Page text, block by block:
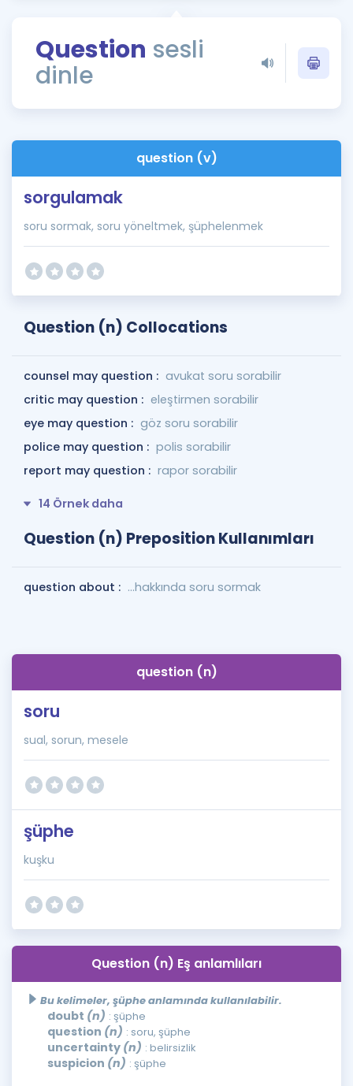
Rehberlik Aracı
ÖSYM Sınav Takvimi
İngilizce Gramer
Question sesli
dinle
question (v)
sorgulamak
soru sormak, soru yöneltmek, şüphelenmek
Question (n) Collocations
counsel may question : avukat soru sorabilir
critic may question : eleştirmen sorabilir
eye may question : göz soru sorabilir
police may question : polis sorabilir
report may question : rapor sorabilir
14 Örnek daha
Question (n) Preposition Kullanımları
question about : ...hakkında soru sormak
question (n)
soru
sual, sorun, mesele
şüphe
kuşku
Question (n) Eş anlamlıları
Bu kelimeler, şüphe anlamında kullanılabilir.
doubt (n) : şüphe
question (n) : soru, şüphe
uncertainty (n) : belirsizlik
suspicion (n) : şüphe